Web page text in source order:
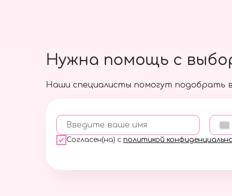
Наши специалисты помогут подобрать
Введите ваше имя
Согласен(на) с политикой
Нужна помощь с